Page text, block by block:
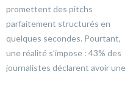
promettent des pitchs
parfaitement structurés en
quelques secondes. Pourtant,
une réalité s’impose : 43% des
journalistes déclarent avoir une